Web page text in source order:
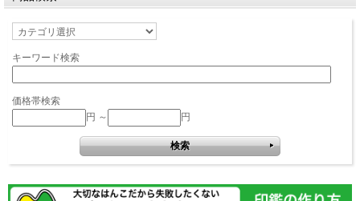
キーワード検索
価格帯検索
円 ～
円